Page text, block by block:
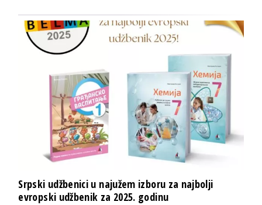
Srpski udžbenici u najužem izboru za najbolji
evropski udžbenik za 2025. godinu